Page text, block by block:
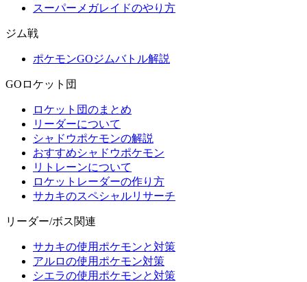
スーパーメガレイドのやり方
ジム戦
ポケモンGOジムバトル解説
GOロケット団
ロケット団のまとめ
リーダーについて
シャドウポケモンの解説
おすすめシャドウポケモン
リトレーンについて
ロケットレーダーの作り方
サカキのスペシャルリサーチ
リーダー/ボス関連
サカキの使用ポケモンと対策
アルロの使用ポケモン対策
シエラの使用ポケモンと対策